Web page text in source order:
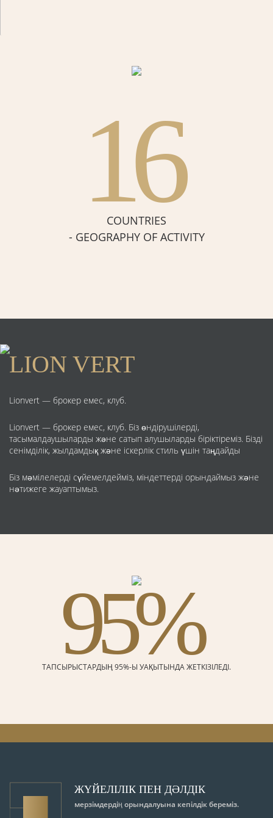
16
COUNTRIES
- GEOGRAPHY OF ACTIVITY
LION VERT
Lionvert — брокер емес, клуб.
Lionvert — брокер емес, клуб. Біз өндірушілерді,
тасымалдаушыларды және сатып алушыларды біріктіреміз. Бізді
сенімділік, жылдамдық және іскерлік стиль үшін таңдайды
Біз мәмілелерді сүйемелдейміз, міндеттерді орындаймыз және
нәтижеге жауаптымыз.
ЖҮЙЕЛІЛІК ПЕН ДӘЛДІК
мерзімдердің орындалуына кепілдік береміз.
95%
ТАПСЫРЫСТАРДЫҢ 95%-Ы УАҚЫТЫНДА ЖЕТКІЗІЛЕДІ.